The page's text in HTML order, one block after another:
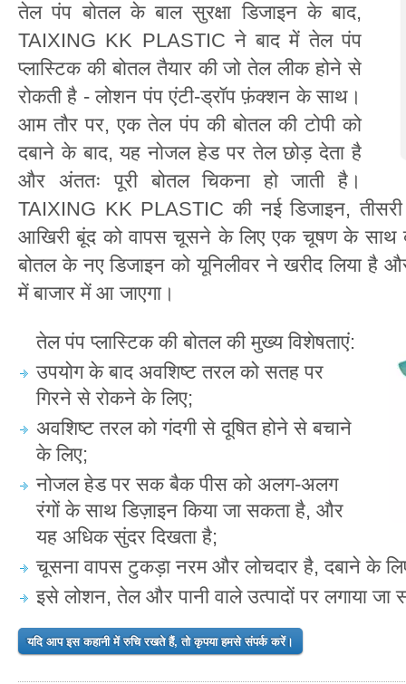
तेल पंप बोतल के बाल सुरक्षा डिजाइन के बाद,
TAIXING KK PLASTIC ने बाद में तेल पंप
प्लास्टिक की बोतल तैयार की जो तेल लीक होने से
रोकती है - लोशन पंप एंटी-ड्रॉप फ़ंक्शन के साथ।
आम तौर पर, एक तेल पंप की बोतल की टोपी को
दबाने के बाद, यह नोजल हेड पर तेल छोड़ देता है
और अंततः पूरी बोतल चिकना हो जाती है।
TAIXING KK PLASTIC की नई डिजाइन,
आखिरी बूंद को वापस चूसने के लिए एक चूषण के साथ
बोतल के नए डिजाइन को यूनिलीवर ने खरीद लिया है
में बाजार में आ जाएगा।
तेल पंप प्लास्टिक की बोतल की मुख्य विशेषताएं:
उपयोग के बाद अवशिष्ट तरल को सतह पर
गिरने से रोकने के लिए;
अवशिष्ट तरल को गंदगी से दूषित होने से बचाने
के लिए;
नोजल हेड पर सक बैक पीस को अलग-अलग
रंगों के साथ डिज़ाइन किया जा सकता है, और
यह अधिक सुंदर दिखता है;
चूसना वापस टुकड़ा नरम और लोचदार है, दबाने के
इसे लोशन, तेल और पानी वाले उत्पादों पर लगाया जा
यदि आप इस कहानी में रुचि रखते हैं, तो कृपया हमसे संपर्क करें।